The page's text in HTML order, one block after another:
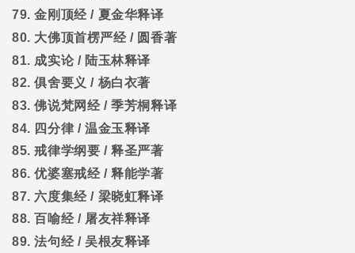
79.金刚顶经/ 夏金华释译
80. 大佛顶首楞严经/ 圆香著
81. 成实论/ 陆玉林释译
82.俱舍要义 / 杨白衣著
83.佛说梵网经/季芳桐释译
84. 四分律 /温金玉释译
85.戒律学纲要 /释圣严著
86.优婆塞戒经/释能学著
87. 六度集经/ 梁晓虹释译
88.百喻经/ 屠友祥释译
89.法句经/吴根友释译